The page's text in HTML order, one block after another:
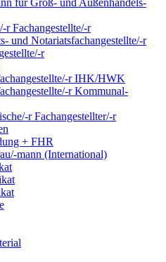
für Groß- und Außen­handels­
r Fachangestellte/-r
und Notariatsfachangestellte/-r
r
r IHK/HWK
r Kommunal­
r Fachangestellter/-r
+ FHR
mann (International)